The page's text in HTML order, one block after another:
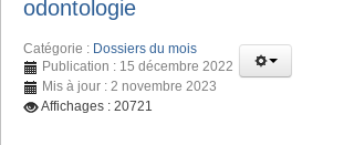
odontologie
Catégorie : Dossiers du mois
Publication : 15 décembre 2022
Mis à jour : 2 novembre 2023
Affichages : 20721